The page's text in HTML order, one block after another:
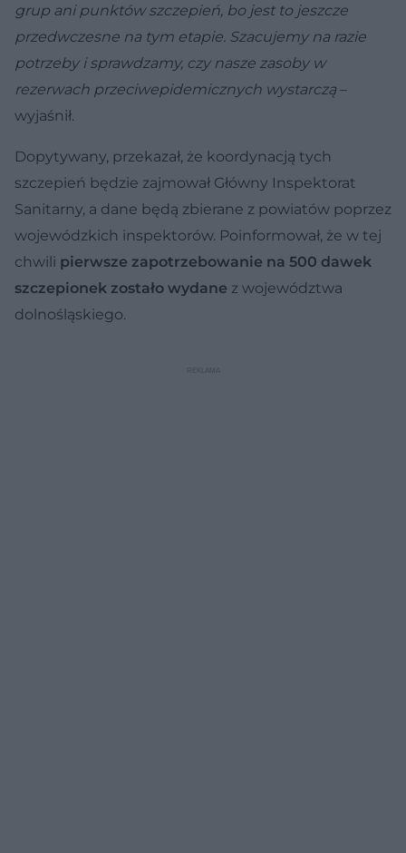
grup ani punktów szczepień, bo jest to jeszcze
przedwczesne na tym etapie. Szacujemy na razie
potrzeby i sprawdzamy, czy nasze zasoby w
rezerwach przeciwepidemicznych wystarczą –
wyjaśnił.
Dopytywany, przekazał, że koordynacją tych
szczepień będzie zajmował Główny Inspektorat
Sanitarny, a dane będą zbierane z powiatów poprzez
wojewódzkich inspektorów. Poinformował, że w tej
chwili pierwsze zapotrzebowanie na 500 dawek
szczepionek zostało wydane z województwa
dolnośląskiego.